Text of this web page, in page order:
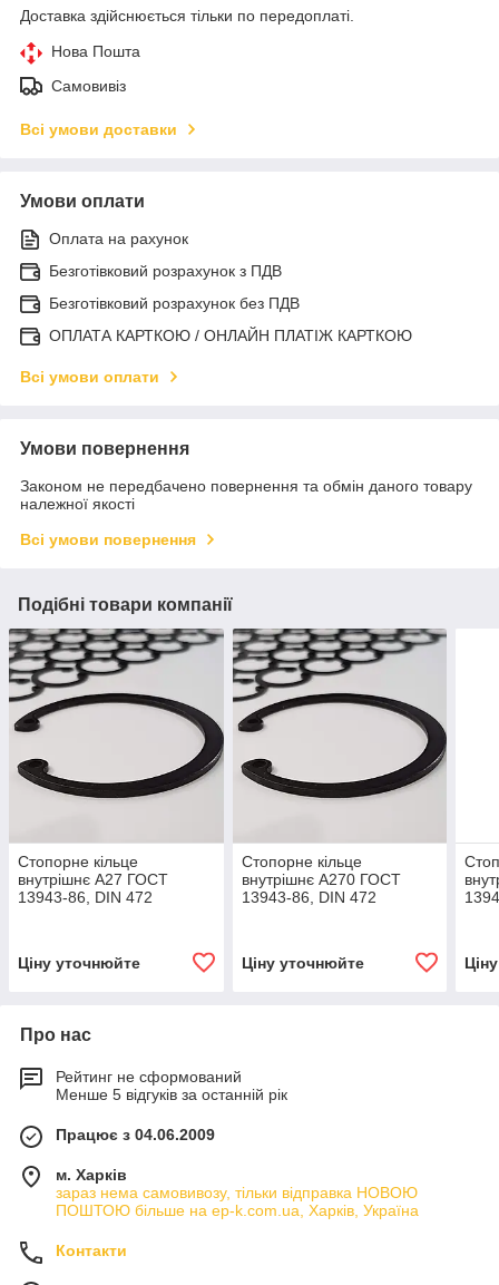
Доставка здійснюється тільки по передоплаті.
Нова Пошта
Самовивіз
Всі умови доставки
Умови оплати
Оплата на рахунок
Безготівковий розрахунок з ПДВ
Безготівковий розрахунок без ПДВ
ОПЛАТА КАРТКОЮ / ОНЛАЙН ПЛАТІЖ КАРТКОЮ
Всі умови оплати
Умови повернення
Законом не передбачено повернення та обмін даного товару
належної якості
Всі умови повернення
Подібні товари компанії
Стопорне кільце
внутрішнє А27 ГОСТ
13943-86, DIN 472
Ціну уточнюйте
Стопорне кільце
внутрішнє А270 ГОСТ
13943-86, DIN 472
Ціну уточнюйте
Про нас
Рейтинг не сформований
Менше 5 відгуків за останній рік
Працює з 04.06.2009
м. Харків
зараз нема самовивозу, тільки відправка НОВОЮ
ПОШТОЮ більше на ep-k.com.ua, Харків, Україна
Контакти